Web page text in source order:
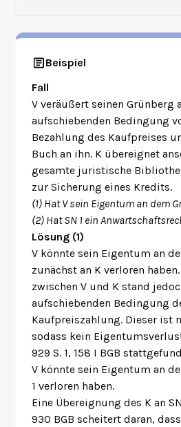
Beispiel
Fall
V veräußert seinen Grünberg
aufschiebenden Bedingung
Bezahlung des Kaufpreises
Buch an ihn. K übereignet
gesamte juristische
zur Sicherung eines Kredits.
(1) Hat V sein Eigentum an dem
(2) Hat SN 1 ein
Lösung (1)
V könnte sein Eigentum an
zunächst an K verloren
zwischen V und K stand
aufschiebenden Bedingung
Kaufpreiszahlung. Dieser ist
sodass kein
929 S. 1, 158 I BGB
V könnte sein Eigentum an
1 verloren haben.
Eine Übereignung des K an
930 BGB scheitert daran,